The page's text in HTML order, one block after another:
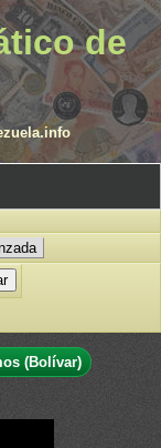
de
(Bolívar)